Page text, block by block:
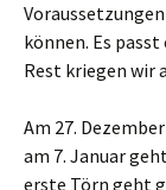
können. Es
Rest kriegen wir
Am 27.
am 7. Januar
erste Törn geht